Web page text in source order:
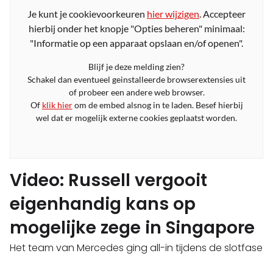
Je kunt je cookievoorkeuren hier wijzigen. Accepteer
hierbij onder het knopje "Opties beheren" minimaal:
"Informatie op een apparaat opslaan en/of openen".
Blijf je deze melding zien?
Schakel dan eventueel geinstalleerde browserextensies uit
of probeer een andere web browser.
Of klik hierom de embed alsnog in te laden. Besef hierbij
wel dat er mogelijk externe cookies geplaatst worden.
Video: Russell vergooit
eigenhandig kans op
mogelijke zege in Singapore
Het team van Mercedes ging all-in tijdens de slotfase